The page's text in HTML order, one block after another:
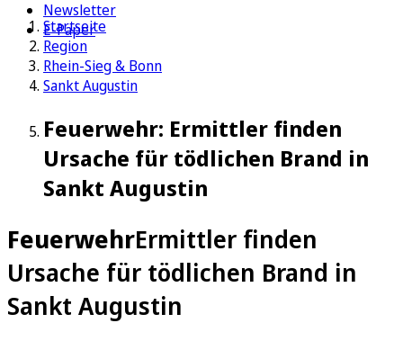
Newsletter
E-Paper
Startseite
Region
Rhein-Sieg & Bonn
Sankt Augustin
Feuerwehr: Ermittler finden
Ursache für tödlichen Brand in
Sankt Augustin
FeuerwehrErmittler finden
Ursache für tödlichen Brand in
Sankt Augustin